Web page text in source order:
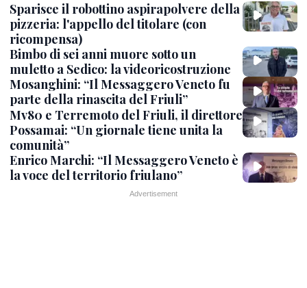
Sparisce il robottino aspirapolvere della
pizzeria: l'appello del titolare (con
ricompensa)
Bimbo di sei anni muore sotto un
muletto a Sedico: la videoricostruzione
Mosanghini: “Il Messaggero Veneto fu
parte della rinascita del Friuli”
Mv80 e Terremoto del Friuli, il direttore
Possamai: “Un giornale tiene unita la
comunità”
Enrico Marchi: “Il Messaggero Veneto è
la voce del territorio friulano”